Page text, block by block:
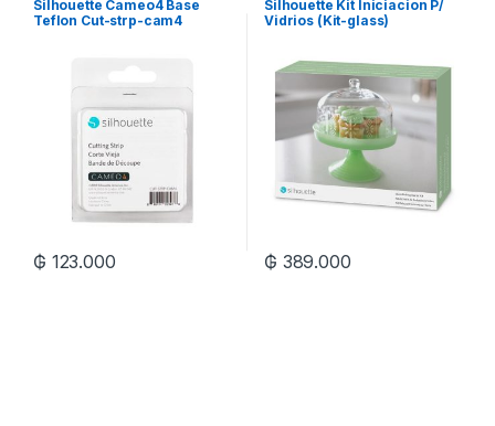
Silhouette Cameo4 Base
Teflon Cut-strp-cam4
₲ 123.000
Silhouette Kit Iniciacion P/
Vidrios (Kit-glass)
₲ 389.000